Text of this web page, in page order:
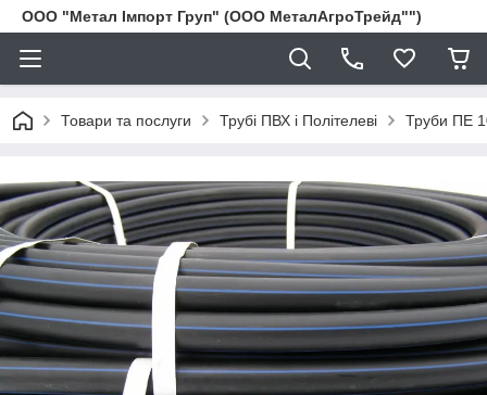
ООО "Метал Імпорт Груп" (ООО МеталАгроТрейд"")
Товари та послуги Трубі ПВХ і Політелеві Труби ПЕ